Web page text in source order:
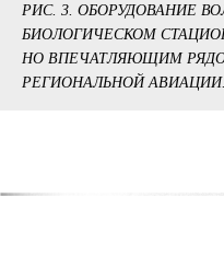
РИС. 3. ОБОРУДОВАНИЕ
БИОЛОГИЧЕСКОМ
НО ВПЕЧАТЛЯЮЩИМ
РЕГИОНАЛЬНОЙ АВИАЦИИ.